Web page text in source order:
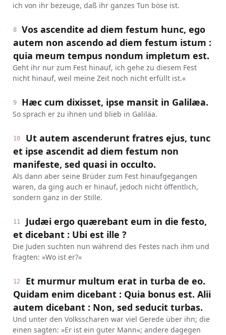
ich von ihr bezeuge, daß ihr ganzes Tun böse ist.
8
Vos ascendite ad diem festum hunc, ego
autem non ascendo ad diem festum istum :
quia meum tempus nondum impletum est.
Geht ihr nur zum Fest hinauf, ich gehe zu diesem Fest
nicht hinauf, weil meine Zeit noch nicht erfüllt ist.«
9 Hæc cum dixisset, ipse mansit in Galilæa.
So sprach er zu ihnen und blieb in Galiläa.
10
Ut autem ascenderunt fratres ejus, tunc
et ipse ascendit ad diem festum non
manifeste, sed quasi in occulto.
Als dann aber seine Brüder zum Fest hinaufgegangen
waren, da ging auch er hinauf, jedoch nicht öffentlich,
sondern ganz in der Stille.
11
Judæi ergo quærebant eum in die festo,
et dicebant : Ubi est ille ?
Die Juden suchten nun während des Festes nach ihm und
fragten: »Wo ist er?«
12
Et murmur multum erat in turba de eo.
Quidam enim dicebant : Quia bonus est. Alii
autem dicebant : Non, sed seducit turbas.
Und unter den Volksscharen war viel Gerede über ihn; die
einen sagten: »Er ist ein guter Mann«; andere dagegen